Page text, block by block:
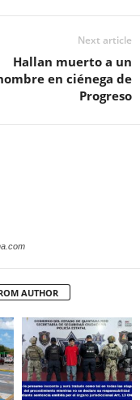
Next article
Hallan muerto a un
en ciénega de
Progreso
AUTHOR